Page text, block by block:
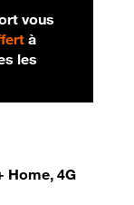
vous
à
les
Home, 4G